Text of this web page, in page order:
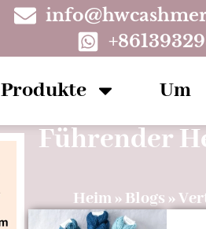
Produkte Um
Führender
Heim » Blogs »